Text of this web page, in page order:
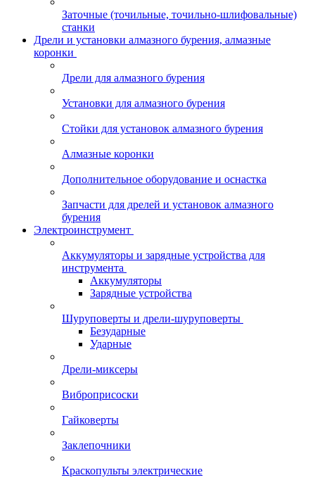
Заточные (точильные, точильно-шлифовальные)
станки
Дрели и установки алмазного бурения, алмазные
коронки
Дрели для алмазного бурения
Установки для алмазного бурения
Стойки для установок алмазного бурения
Алмазные коронки
Дополнительное оборудование и оснастка
Запчасти для дрелей и установок алмазного
бурения
Электроинструмент
Аккумуляторы и зарядные устройства для
инструмента
Аккумуляторы
Зарядные устройства
Шуруповерты и дрели-шуруповерты
Безударные
Ударные
Дрели-миксеры
Виброприсоски
Гайковерты
Заклепочники
Краскопульты электрические